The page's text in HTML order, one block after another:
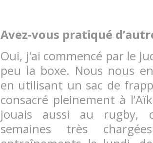
Avez-vous pratiqué
Oui, j'ai commencé par le
peu la boxe. Nous nous
en utilisant un sac de
consacré pleinement à
jouais aussi au rugby,
semaines très